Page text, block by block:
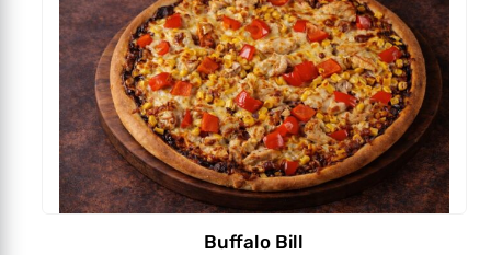
Buffalo Bill